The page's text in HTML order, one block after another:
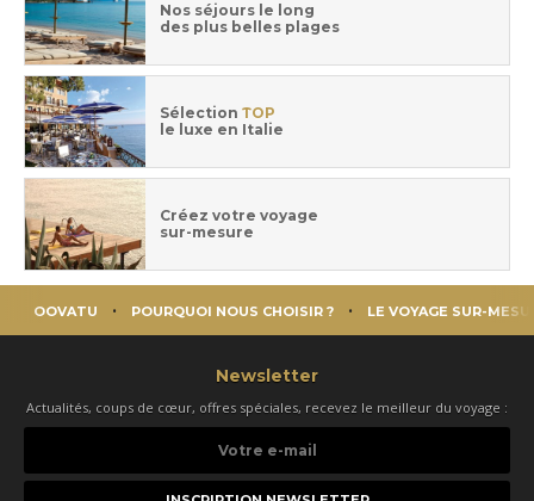
Nos séjours le long
des plus belles plages
Sélection TOP
le luxe en Italie
Créez votre voyage
sur-mesure
OOVATU POURQUOI NOUS CHOISIR ? LE VOYAGE SUR-
Newsletter
Actualités, coups de cœur, offres spéciales, recevez le meilleur du voyage :
e-